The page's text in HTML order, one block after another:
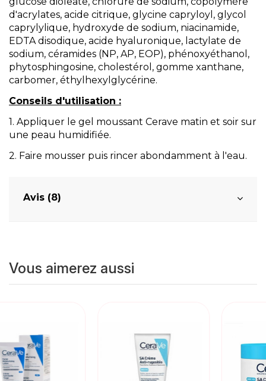
d'acrylates, acide citrique, glycine capryloyl, glycol
caprylylique, hydroxyde de sodium, niacinamide,
EDTA disodique, acide hyaluronique, lactylate de
sodium, céramides (NP, AP, EOP), phénoxyéthanol,
phytosphingosine, cholestérol, gomme xanthane,
carbomer, éthylhexylglycérine.
Conseils d'utilisation :
1. Appliquer le gel moussant Cerave matin et soir sur
une peau humidifiée.
2. Faire mousser puis rincer abondamment à l'eau.
Avis (8)
Vous aimerez aussi